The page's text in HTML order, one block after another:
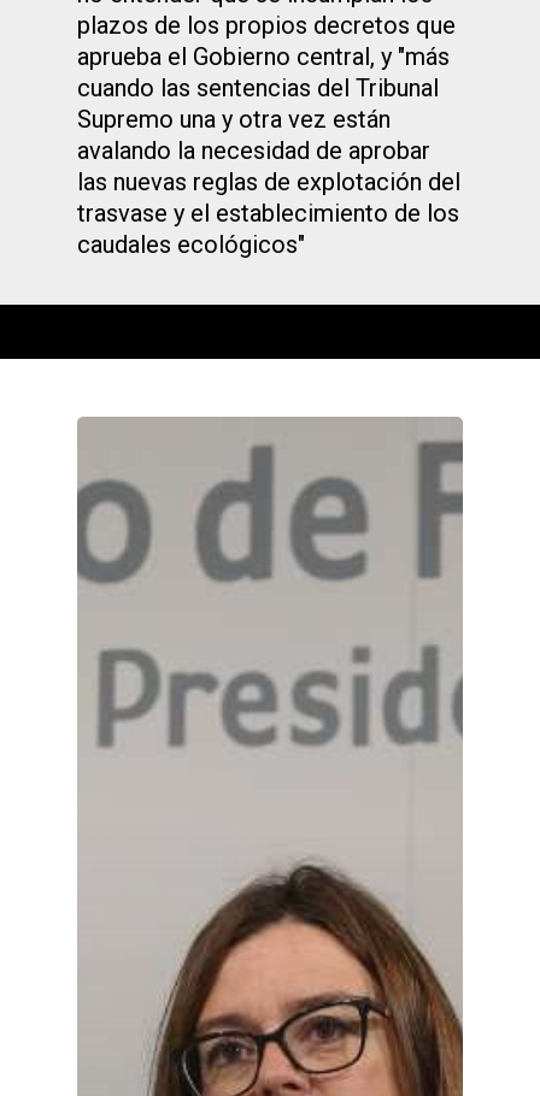
plazos de los propios decretos que
aprueba el Gobierno central, y "más
cuando las sentencias del Tribunal
Supremo una y otra vez están
avalando la necesidad de aprobar
las nuevas reglas de explotación del
trasvase y el establecimiento de los
caudales ecológicos"